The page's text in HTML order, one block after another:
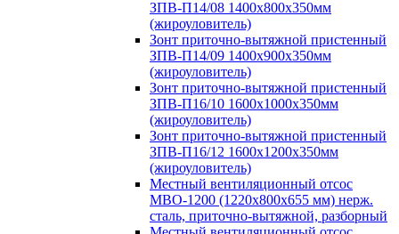
ЗПВ-П14/08 1400х800х350мм
(жироуловитель)
Зонт приточно-вытяжной пристенный
ЗПВ-П14/09 1400х900х350мм
(жироуловитель)
Зонт приточно-вытяжной пристенный
ЗПВ-П16/10 1600х1000х350мм
(жироуловитель)
Зонт приточно-вытяжной пристенный
ЗПВ-П16/12 1600х1200х350мм
(жироуловитель)
Местный вентиляционный отсос
МВО-1200 (1220х800х655 мм) нерж.
сталь, приточно-вытяжной, разборный